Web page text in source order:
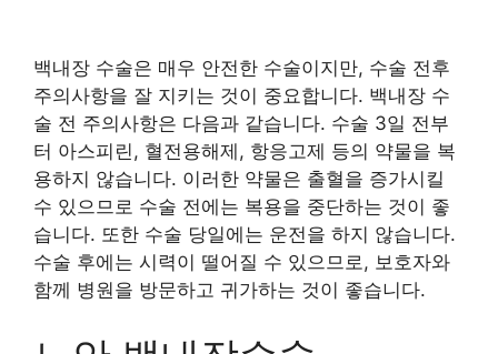
백내장 수술은 매우 안전한 수술이지만, 수술 전후
주의사항을 잘 지키는 것이 중요합니다. 백내장 수
술 전 주의사항은 다음과 같습니다. 수술 3일 전부
터 아스피린, 혈전용해제, 항응고제 등의 약물을 복
용하지 않습니다. 이러한 약물은 출혈을 증가시킬
수 있으므로 수술 전에는 복용을 중단하는 것이 좋
습니다. 또한 수술 당일에는 운전을 하지 않습니다.
수술 후에는 시력이 떨어질 수 있으므로, 보호자와
함께 병원을 방문하고 귀가하는 것이 좋습니다.